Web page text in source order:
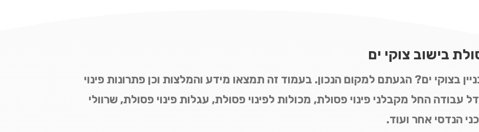
בישוב צוקי ים
בצוקי ים? הגעתם למקום הנכון. בעמוד זה תמצאו מידע והמלצות וכן פתרונות פינוי
עבודה החל מקבלני פינוי פסולת, מכולות לפינוי פסולת, עגלות פינוי פסולת, שרוולי
הנדסי אחר ועוד.